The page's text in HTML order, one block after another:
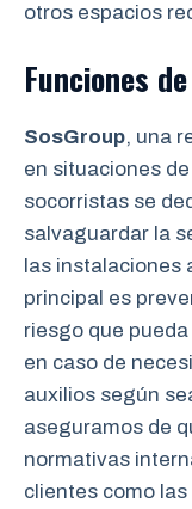
otros espacios
Funciones
SosGroup, una
en situaciones
socorristas se
salvaguardar la
las instalaciones
principal es
riesgo que
en caso de
auxilios según
aseguramos de
normativas
clientes como